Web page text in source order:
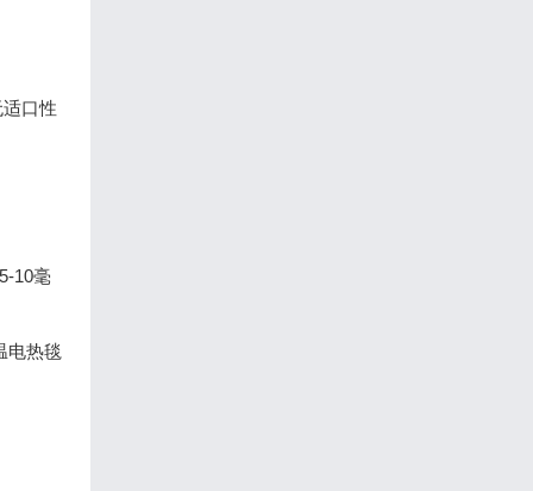
口性
10毫
电热毯